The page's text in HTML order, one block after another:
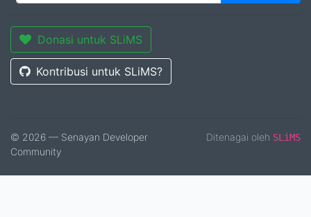
Donasi untuk SLiMS
Kontribusi untuk SLiMS?
© 2026 — Senayan Developer
Community
Ditenagai oleh SLiMS